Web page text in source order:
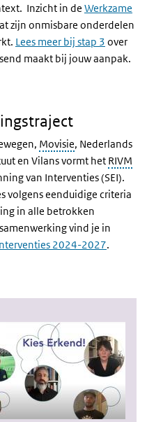
Inzicht in de Werkzame
zijn onmisbare onderdelen
Lees meer bij stap 3 over
maakt bij jouw aanpak.
Movisie, Nederlands
en Vilans vormt het RIVM
van Interventies (SEI).
volgens eenduidige criteria
in alle betrokken
vind je in
2024-2027.